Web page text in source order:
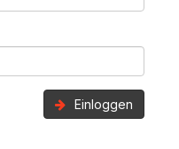
Einloggen